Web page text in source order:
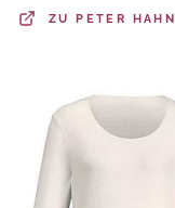
ZUPETER HAHN